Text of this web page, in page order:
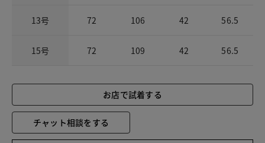
13号 72 106 42 56.5
15号 72 109 42 56.5
お店で試着する
チャット相談をする